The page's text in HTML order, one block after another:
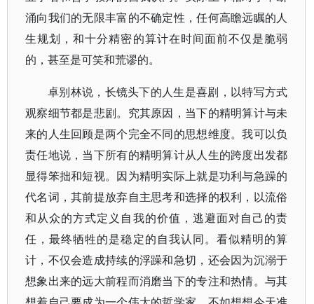
涌向我们的无限丰富的不确定性，任何高瞻远瞩的人
生规划，和十分精密的算计在时间面前不仅是脆弱
的，甚至是可笑和荒谬的。
卓别林说，长镜头下的人生是喜剧，以特写方式
观察细节都是悲剧。究其原因，当下的精明算计与未
来的人生回顾是两个完全不同的思想维度。我可以负
责任地说，当下所有的精明算计从人生的跨度出发都
显得笨拙和短视。因为精明实际上就是功利与急躁的
代名词，其前提放弃自主思考和选择的权利，以流俗
和从众的方式定义自我的价值，逃避面对自己的责
任，最终牺牲的是稳定的自我认同。看似精明的算
计，不仅会造成持续的浮躁和急切，还会因为沉溺于
想象出来的远大前程而消磨当下的专注和热情。与其